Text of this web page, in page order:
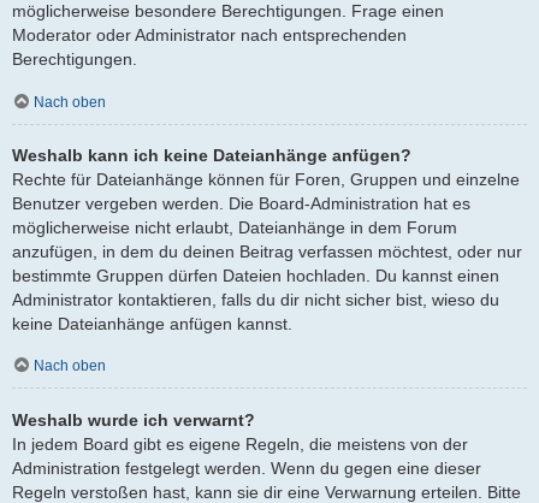
möglicherweise besondere Berechtigungen. Frage einen
Moderator oder Administrator nach entsprechenden
Berechtigungen.
Nach oben
Weshalb kann ich keine Dateianhänge anfügen?
Rechte für Dateianhänge können für Foren, Gruppen und einzelne
Benutzer vergeben werden. Die Board-Administration hat es
möglicherweise nicht erlaubt, Dateianhänge in dem Forum
anzufügen, in dem du deinen Beitrag verfassen möchtest, oder nur
bestimmte Gruppen dürfen Dateien hochladen. Du kannst einen
Administrator kontaktieren, falls du dir nicht sicher bist, wieso du
keine Dateianhänge anfügen kannst.
Nach oben
Weshalb wurde ich verwarnt?
In jedem Board gibt es eigene Regeln, die meistens von der
Administration festgelegt werden. Wenn du gegen eine dieser
Regeln verstoßen hast, kann sie dir eine Verwarnung erteilen. Bitte